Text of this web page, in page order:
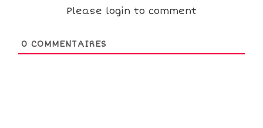
Please login to comment
0 COMMENTAIRES